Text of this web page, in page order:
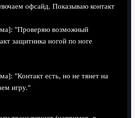
офсайд. Показываю контакт
"Проверяю возможный
защитника ногой по ноге
"Контакт есть, но не тянет на
игру."